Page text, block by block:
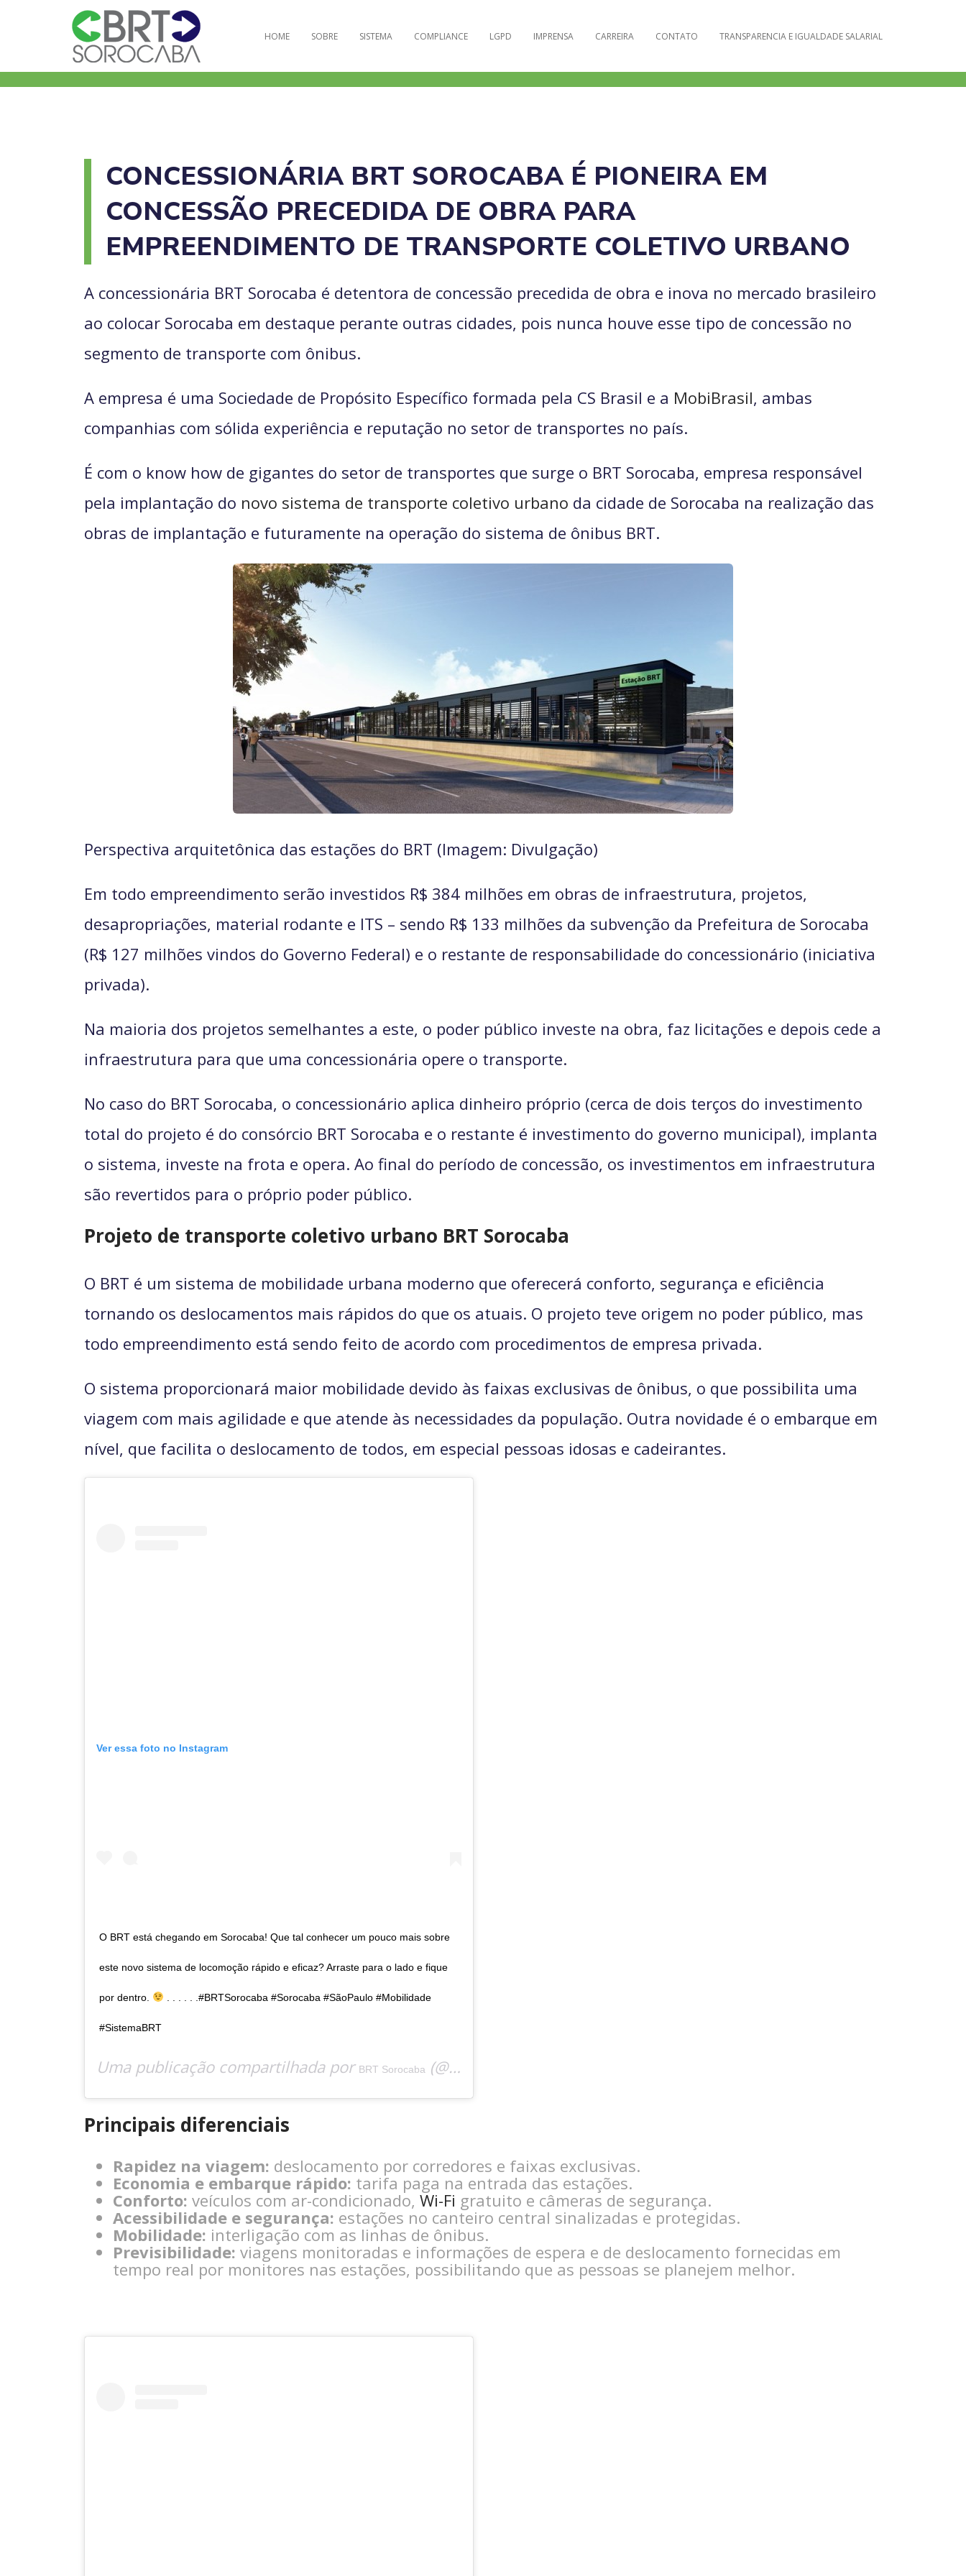
HOME SOBRE SISTEMA COMPLIANCE LGPD IMPRENSA CARREIRA CONTATO TRANSPARENCIA E IGUALDADE SALARIAL
CONCESSIONÁRIA BRT SOROCABA É PIONEIRA EM
CONCESSÃO PRECEDIDA DE OBRA PARA
EMPREENDIMENTO DE TRANSPORTE COLETIVO URBANO
A concessionária BRT Sorocaba é detentora de concessão precedida de obra e inova no mercado brasileiro
ao colocar Sorocaba em destaque perante outras cidades, pois nunca houve esse tipo de concessão no
segmento de transporte com ônibus.
A empresa é uma Sociedade de Propósito Específico formada pela CS Brasil e a MobiBrasil, ambas
companhias com sólida experiência e reputação no setor de transportes no país.
É com o know how de gigantes do setor de transportes que surge o BRT Sorocaba, empresa responsável
pela implantação do novo sistema de transporte coletivo urbano da cidade de Sorocaba na realização das
obras de implantação e futuramente na operação do sistema de ônibus BRT.
Perspectiva arquitetônica das estações do BRT (Imagem: Divulgação)
Em todo empreendimento serão investidos R$ 384 milhões em obras de infraestrutura, projetos,
desapropriações, material rodante e ITS – sendo R$ 133 milhões da subvenção da Prefeitura de Sorocaba
(R$ 127 milhões vindos do Governo Federal) e o restante de responsabilidade do concessionário (iniciativa
privada).
Na maioria dos projetos semelhantes a este, o poder público investe na obra, faz licitações e depois cede a
infraestrutura para que uma concessionária opere o transporte.
No caso do BRT Sorocaba, o concessionário aplica dinheiro próprio (cerca de dois terços do investimento
total do projeto é do consórcio BRT Sorocaba e o restante é investimento do governo municipal), implanta
o sistema, investe na frota e opera. Ao final do período de concessão, os investimentos em infraestrutura
são revertidos para o próprio poder público.
Projeto de transporte coletivo urbano BRT Sorocaba
O BRT é um sistema de mobilidade urbana moderno que oferecerá conforto, segurança e eficiência
tornando os deslocamentos mais rápidos do que os atuais. O projeto teve origem no poder público, mas
todo empreendimento está sendo feito de acordo com procedimentos de empresa privada.
O sistema proporcionará maior mobilidade devido às faixas exclusivas de ônibus, o que possibilita uma
viagem com mais agilidade e que atende às necessidades da população. Outra novidade é o embarque em
nível, que facilita o deslocamento de todos, em especial pessoas idosas e cadeirantes.
Ver essa foto no Instagram
O BRT está chegando em Sorocaba! Que tal conhecer um pouco mais sobre
este novo sistema de locomoção rápido e eficaz? Arraste para o lado e fique
por dentro. . . . . . .#BRTSorocaba #Sorocaba #SãoPaulo #Mobilidade
#SistemaBRT
Uma publicação compartilhada por BRT Sorocaba (@brtsorocaba) em
Principais diferenciais
Rapidez na viagem: deslocamento por corredores e faixas exclusivas.
Economia e embarque rápido: tarifa paga na entrada das estações.
Conforto: veículos com ar-condicionado, Wi-Fi gratuito e câmeras de segurança.
Acessibilidade e segurança: estações no canteiro central sinalizadas e protegidas.
Mobilidade: interligação com as linhas de ônibus.
Previsibilidade: viagens monitoradas e informações de espera e de deslocamento fornecidas em
tempo real por monitores nas estações, possibilitando que as pessoas se planejem melhor.